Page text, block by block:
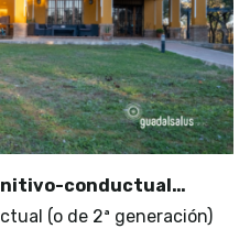
conductual…
(o de 2ª generación)